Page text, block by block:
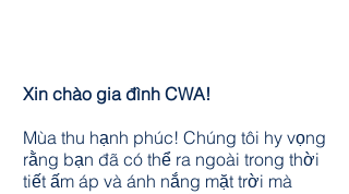
Xin chào gia đình CWA!
Mùa thu hạnh phúc! Chúng tôi hy vọng
rằng bạn đã có thể ra ngoài trong thời
tiết ấm áp và ánh nắng mặt trời mà